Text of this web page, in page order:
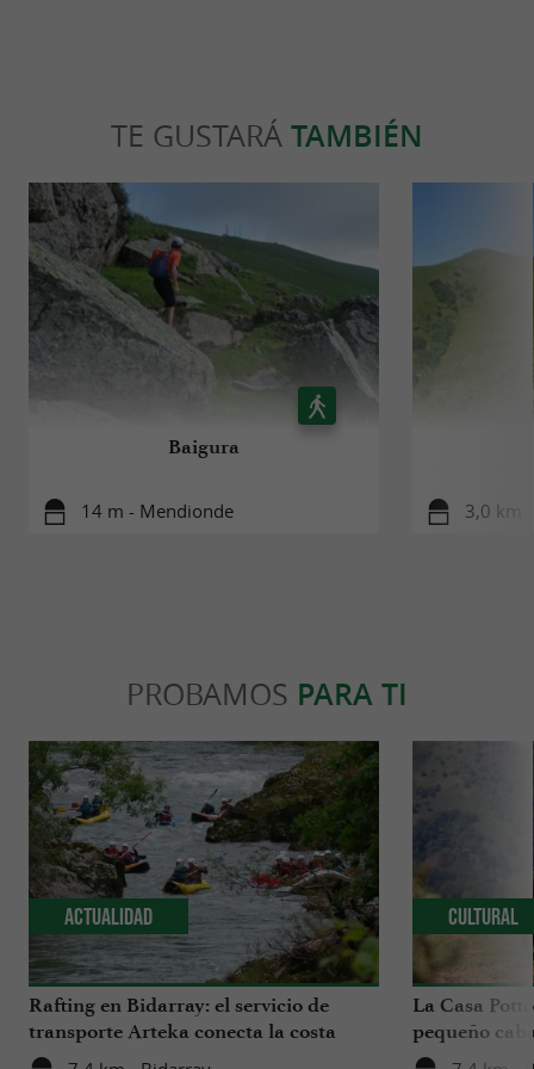
TE GUSTARÁ TAMBIÉN
Baigura
14 m - Mendionde 3,0 km
PROBAMOS PARA TI
Rafting en Bidarray: el servicio de
transporte Arteka conecta la costa
vasca con el río Nive todos los martes
Actualidad
La Casa
pequeño
Vasco.
Cultural